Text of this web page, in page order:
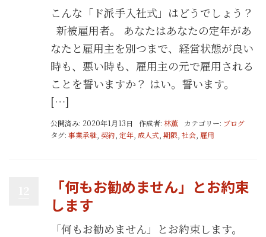
こんな「ド派手入社式」はどうでしょう？
新被雇用者。 あなたはあなたの定年があ
なたと雇用主を別つまで、経営状態が良い
時も、悪い時も、雇用主の元で雇用される
ことを誓いますか？ はい。誓います。
[…]
公開済み: 2020年1月13日 作成者: 林薫 カテゴリー: ブログ
タグ: 事業承継 契約 定年 成人式 期限 社会 雇用
「何もお勧めません」とお約束
します
「何もお勧めません」とお約束します。